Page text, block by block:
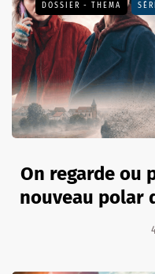
DOSSIER - THEMA
On regarde ou
nouveau polar